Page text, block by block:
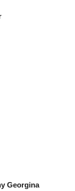
Georgina